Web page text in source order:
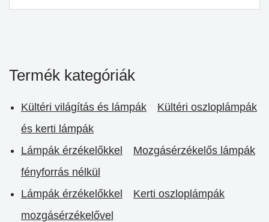
Termék kategóriák
Kültéri világítás és lámpák
Kültéri oszloplámpák
és kerti lámpák
Lámpák érzékelőkkel
Mozgásérzékelős lámpák
fényforrás nélkül
Lámpák érzékelőkkel
Kerti oszloplámpák
mozgásérzékelővel